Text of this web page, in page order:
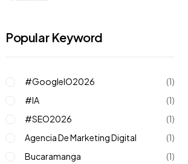
Popular Keyword
#GoogleIO2026
(1)
#IA
(1)
#SEO2026
(1)
Agencia De Marketing Digital
(1)
Bucaramanga
(1)